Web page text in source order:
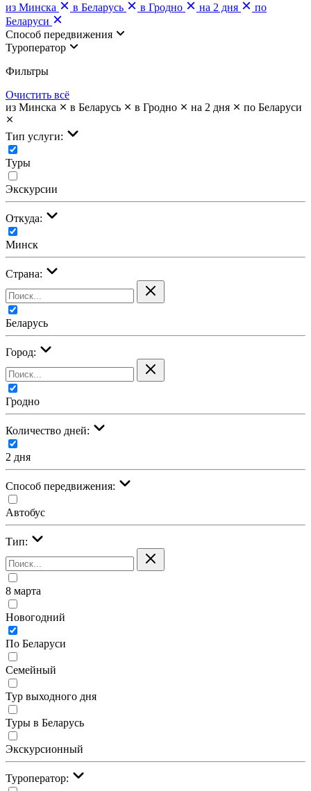
из Минска
в Беларусь в Гродно на 2 дня
по
Беларуси
Cпособ передвижения
Туроператор
Фильтры
Очистить всё
из Минска
в Беларусь в Гродно на 2 дня по Беларуси
Тип услуги:
Туры
Экскурсии
Откуда:
Минск
Страна:
Беларусь
Город:
Гродно
Количество дней:
2 дня
Cпособ передвижения:
Автобус
Тип:
8 марта
Новогодний
По Беларуси
Семейный
Тур выходного дня
Туры в Беларусь
Экскурсионный
Туроператор: